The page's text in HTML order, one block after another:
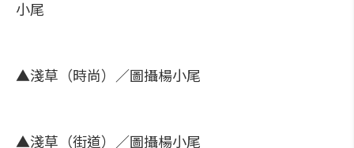
小尾
▲淺草（時尚）／圖攝楊小尾
▲淺草（街道）／圖攝楊小尾